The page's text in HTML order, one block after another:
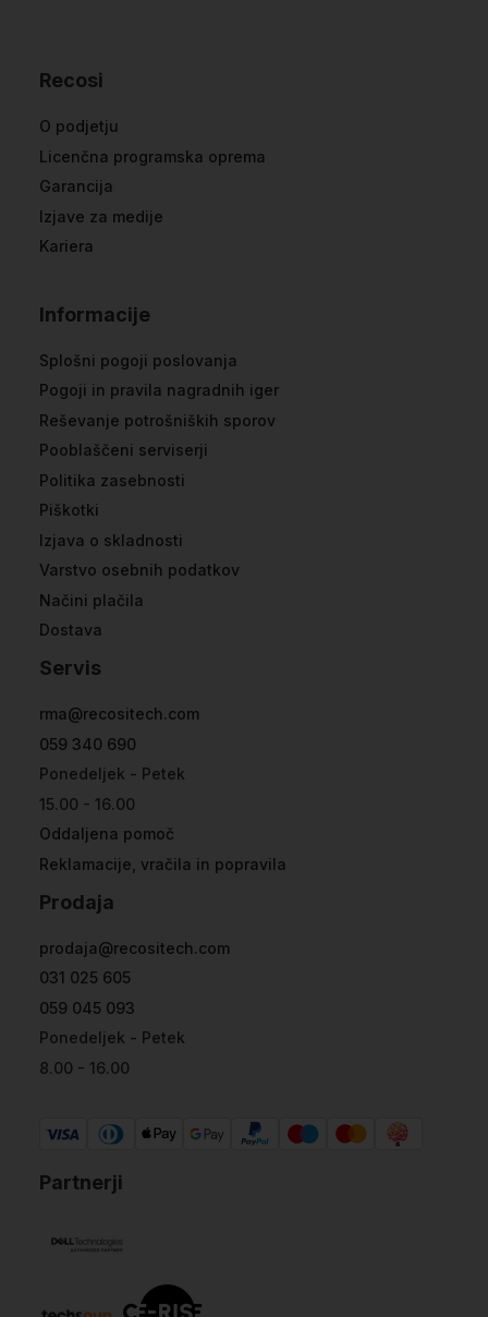
Recosi
O podjetju
Licenčna programska oprema
Garancija
Izjave za medije
Kariera
Informacije
Splošni pogoji poslovanja
Pogoji in pravila nagradnih iger
Reševanje potrošniških sporov
Pooblaščeni serviserji
Politika zasebnosti
Piškotki
Izjava o skladnosti
Varstvo osebnih podatkov
Načini plačila
Dostava
Servis
rma@recositech.com
059 340 690
Ponedeljek - Petek
15.00 - 16.00
Oddaljena pomoč
Reklamacije, vračila in popravila
Prodaja
prodaja@recositech.com
031 025 605
059 045 093
Ponedeljek - Petek
8.00 - 16.00
Partnerji